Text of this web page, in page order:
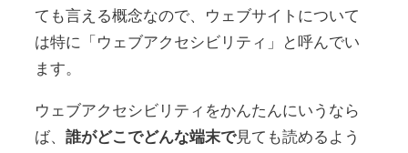
ても言える概念なので、ウェブサイトについて
は特に「ウェブアクセシビリティ」と呼んでい
ます。
ウェブアクセシビリティをかんたんにいうなら
ば、 誰がどこでどんな端末で見ても読めるよう